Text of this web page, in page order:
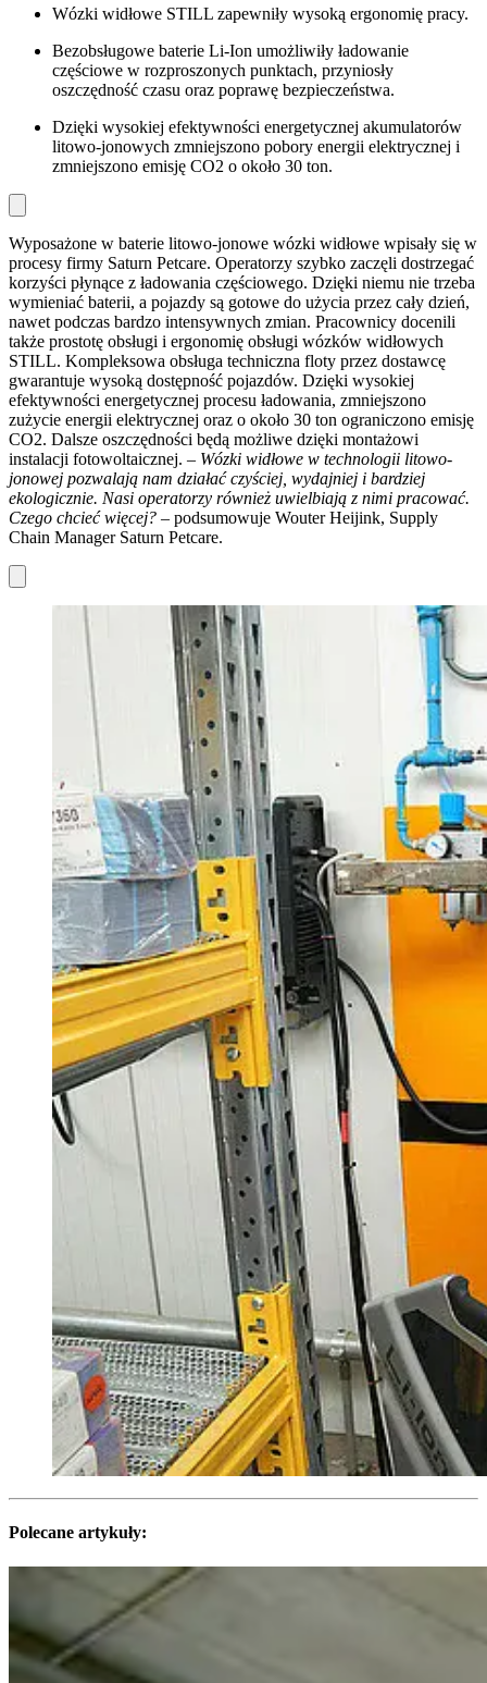
Wózki widłowe STILL zapewniły wysoką ergonomię pracy.
Bezobsługowe baterie Li-Ion umożliwiły ładowanie
częściowe w rozproszonych punktach, przyniosły
oszczędność czasu oraz poprawę bezpieczeństwa.
Dzięki wysokiej efektywności energetycznej akumulatorów
litowo-jonowych zmniejszono pobory energii elektrycznej i
zmniejszono emisję CO2 o około 30 ton.
Wyposażone w baterie litowo-jonowe wózki widłowe wpisały się w
procesy firmy Saturn Petcare. Operatorzy szybko zaczęli dostrzegać
korzyści płynące z ładowania częściowego. Dzięki niemu nie trzeba
wymieniać baterii, a pojazdy są gotowe do użycia przez cały dzień,
nawet podczas bardzo intensywnych zmian. Pracownicy docenili
także prostotę obsługi i ergonomię obsługi wózków widłowych
STILL. Kompleksowa obsługa techniczna floty przez dostawcę
gwarantuje wysoką dostępność pojazdów. Dzięki wysokiej
efektywności energetycznej procesu ładowania, zmniejszono
zużycie energii elektrycznej oraz o około 30 ton ograniczono emisję
CO2. Dalsze oszczędności będą możliwe dzięki montażowi
instalacji fotowoltaicznej. – Wózki widłowe w technologii litowo-
jonowej pozwalają nam działać czyściej, wydajniej i bardziej
ekologicznie. Nasi operatorzy również uwielbiają z nimi pracować.
Czego chcieć więcej? – podsumowuje Wouter Heijink, Supply
Chain Manager Saturn Petcare.
Polecane artykuły: